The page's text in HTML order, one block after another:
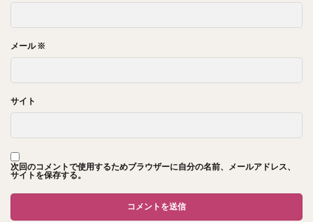
メール※
サイト
次回のコメントで使用するためブラウザーに自分の名前、メールアドレス、
サイトを保存する。